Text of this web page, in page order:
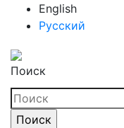
English
Русский
Поиск